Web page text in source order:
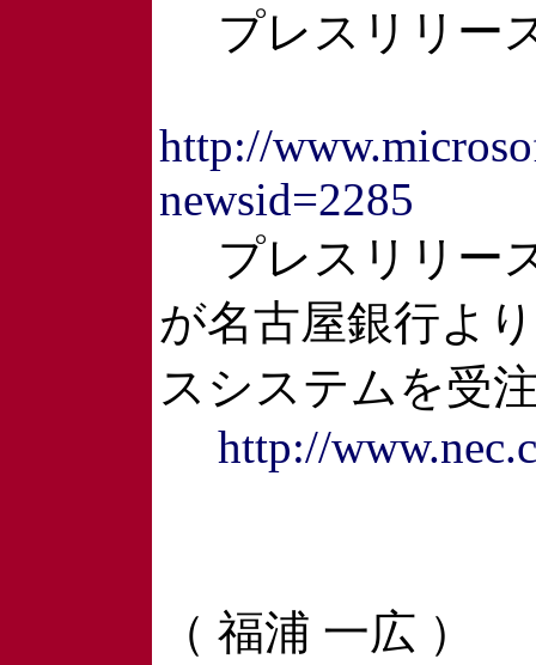
プレスリリー
http://
newsid=2285
プレスリリー
が名古屋銀行よ
スシステムを受
http://
（ 福浦 一広 ）